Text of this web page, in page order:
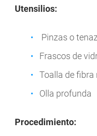
Utensilios:
Pinzas o
Frascos de
Toalla de
Olla profunda
Procedimiento: